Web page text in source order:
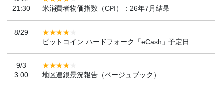
21:30
米消費者物価指数（CPI）：26年7月結果
8/29
ビットコイン:ハードフォーク「eCash」予定日
9/3
3:00
地区連銀景況報告（ベージュブック）